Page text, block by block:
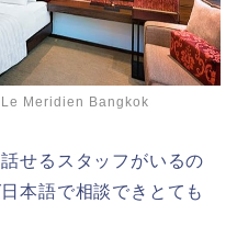
Meridien Bangkok
せるスタッフがいるの
本語で相談できとても